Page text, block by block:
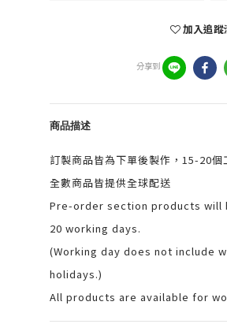
加入追蹤
分享到
商品描述
訂製商品皆為下單後製作，15-20
全數商品皆提供全球配送
Pre-order section products will
20 working days.
(Working day does not include
holidays.)
All products are available for